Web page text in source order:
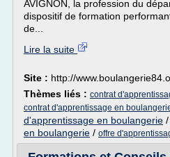
AVIGNON, la profession du
dispositif de formation
de...
Lire la suite
Site : http://
Thèmes liés : contrat
contrat d'apprentissage en
d'apprentissage en boulangerie /
en boulangerie / offre